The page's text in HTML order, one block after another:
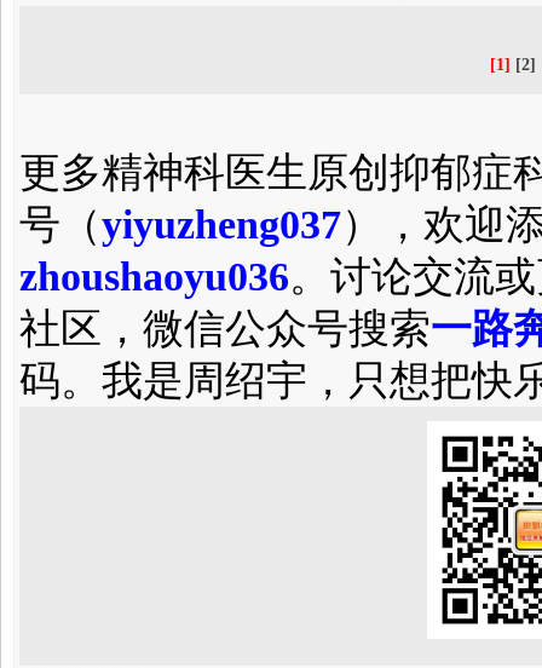
[1] [2]
更多精神科医生原创抑郁症
号（yiyuzheng037），欢迎
zhoushaoyu036。讨论交流
社区，微信公众号搜索一路
码。我是周绍宇，只想把快